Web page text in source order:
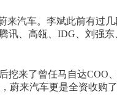
汽车。李斌此前有过
讯、高瓴、IDG、刘强
来了曾任马自达COO
蔚来汽车更是全资收购